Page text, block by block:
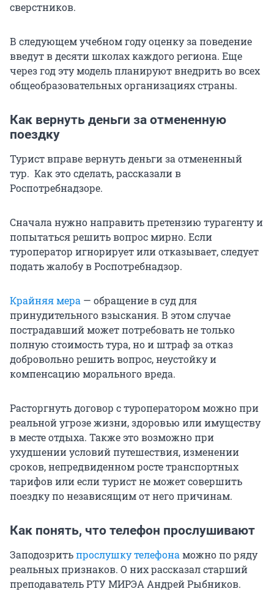
сверстников.
В следующем учебном году оценку за поведение
введут в десяти школах каждого региона. Еще
через год эту модель планируют внедрить во всех
общеобразовательных организациях страны.
Как вернуть деньги за отмененную
поездку
Турист вправе вернуть деньги за отмененный
тур. Как это сделать, рассказали в
Роспотребнадзоре.
Сначала нужно направить претензию турагенту и
попытаться решить вопрос мирно. Если
туроператор игнорирует или отказывает, следует
подать жалобу в Роспотребнадзор.
Крайняя мера — обращение в суд для
принудительного взыскания. В этом случае
пострадавший может потребовать не только
полную стоимость тура, но и штраф за отказ
добровольно решить вопрос, неустойку и
компенсацию морального вреда.
Расторгнуть договор с туроператором можно при
реальной угрозе жизни, здоровью или имуществу
в месте отдыха. Также это возможно при
ухудшении условий путешествия, изменении
сроков, непредвиденном росте транспортных
тарифов или если турист не может совершить
поездку по независящим от него причинам.
Как понять, что телефон прослушивают
Заподозритьпрослушку телефонаможно по ряду
реальных признаков. О них рассказал старший
преподаватель РТУ МИРЭА Андрей Рыбников.